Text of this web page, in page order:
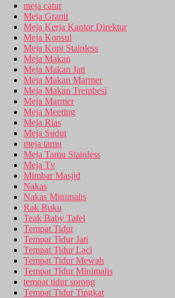
meja catur
Meja Granit
Meja Kerja Kantor Direktur
Meja Konsul
Meja Kopi Stainless
Meja Makan
Meja Makan Jati
Meja Makan Marmer
Meja Makan Trembesi
Meja Marmer
Meja Meeting
Meja Rias
Meja Sudut
meja tamu
Meja Tamu Stainless
Meja Tv
Mimbar Masjid
Nakas
Nakas Minimalis
Rak Buku
Teak Baby Tafel
Tempat Tidur
Tempat Tidur Jati
Tempat Tidur Laci
Tempat Tidur Mewah
Tempat Tidur Minimalis
tempat tidur sorong
Tempat Tidur Tingkat